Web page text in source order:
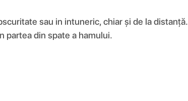
sau in intuneric, chiar și de la distanță.
partea din spate a hamului.